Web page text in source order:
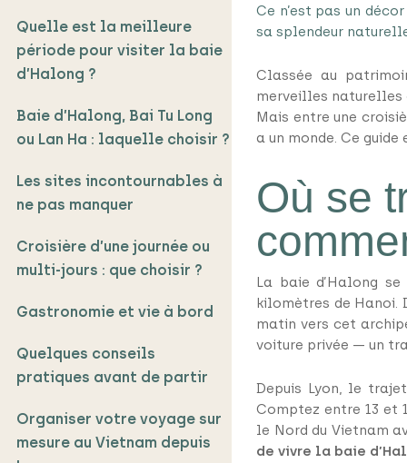
Quelle est la meilleure
période pour visiter la baie
d’Halong ?
Baie d’Halong, Bai Tu Long
ou Lan Ha : laquelle choisir ?
Les sites incontournables à
ne pas manquer
Croisière d’une journée ou
multi-jours : que choisir ?
Gastronomie et vie à bord
Quelques conseils
pratiques avant de partir
Organiser votre voyage sur
mesure au Vietnam depuis
Ce n’est pas un
sa splendeur
Classée au
merveilles naturelles
Mais entre une
a un monde. Ce
Où se
La baie d’Halong
kilomètres de Hanoi.
matin vers cet
voiture privée — un
Depuis Lyon, le
Comptez entre 13 et
le Nord du Vietnam
de vivre la baie